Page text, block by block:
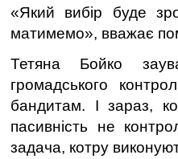
«Який вибір буде
матимемо», вважає
Тетяна Бойко
громадського
бандитам. І зараз,
пасивність не
задача, котру